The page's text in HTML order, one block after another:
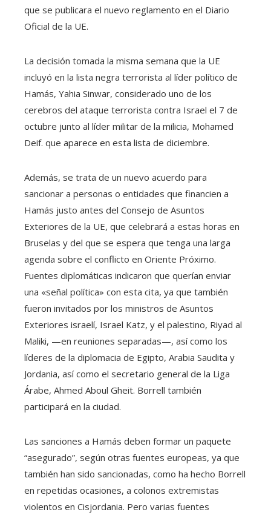
que se publicara el nuevo reglamento en el Diario
Oficial de la UE.
La decisión tomada la misma semana que la UE
incluyó en la lista negra terrorista al líder político de
Hamás, Yahia Sinwar, considerado uno de los
cerebros del ataque terrorista contra Israel el 7 de
octubre junto al líder militar de la milicia, Mohamed
Deif. que aparece en esta lista de diciembre.
Además, se trata de un nuevo acuerdo para
sancionar a personas o entidades que financien a
Hamás justo antes del Consejo de Asuntos
Exteriores de la UE, que celebrará a estas horas en
Bruselas y del que se espera que tenga una larga
agenda sobre el conflicto en Oriente Próximo.
Fuentes diplomáticas indicaron que querían enviar
una «señal política» con esta cita, ya que también
fueron invitados por los ministros de Asuntos
Exteriores israelí, Israel Katz, y el palestino, Riyad al
Maliki, —en reuniones separadas—, así como los
líderes de la diplomacia de Egipto, Arabia Saudita y
Jordania, así como el secretario general de la Liga
Árabe, Ahmed Aboul Gheit. Borrell también
participará en la ciudad.
Las sanciones a Hamás deben formar un paquete
“asegurado”, según otras fuentes europeas, ya que
también han sido sancionadas, como ha hecho Borrell
en repetidas ocasiones, a colonos extremistas
violentos en Cisjordania. Pero varias fuentes